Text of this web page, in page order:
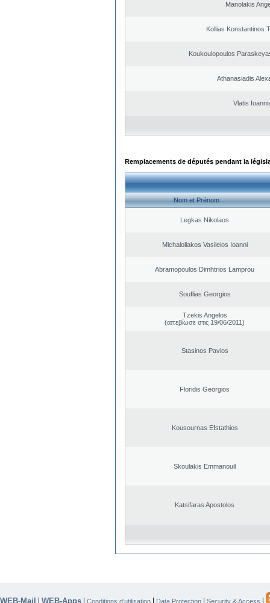
Manolakis
Kollias Konstantinos
Koukoulopoulos
Athanasiadis
Vlatis
Remplacements de députés pendant la
Nom et Prénom
Legkas Nikolaos
Michaloliakos Vasileios Ioanni
Abramopoulos Dimhtrios Lamprou
Souflias Georgios
Tzekis Angelos
(απεβίωσε στις 19/06/2011)
Stasinos Pavlos
Floridis Georgios
Kousournas Efstathios
Skoulakis Emmanouil
Katsifaras Apostolos
WEB-Mail WEB-Apps Conditions d’utilisation Data Protection Security & Access